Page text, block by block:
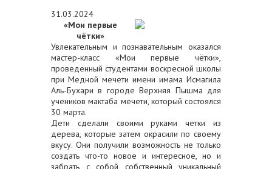
31.03.2024
«Мои первые
чётки»
Увлекательным и познавательным оказался
мастер-класс «Мои первые чётки»,
проведенный студентами воскресной школы
при Медной мечети имени имама Исмагила
Аль-Бухари в городе Верхняя Пышма для
учеников мактаба мечети, который состоялся
30 марта.
Дети сделали своими руками четки из
дерева, которые затем окрасили по своему
вкусу. Они получили возможность не только
создать что-то новое и интересное, но и
забрать с собой собственный уникальный